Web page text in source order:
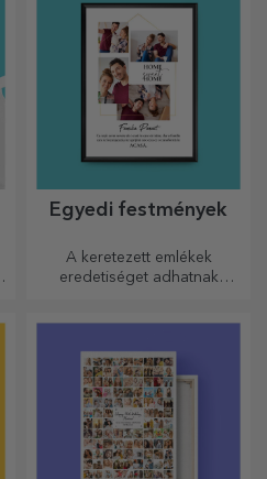
Egyedi festmények
A keretezett emlékek
eredetiséget adhatnak
történetét!